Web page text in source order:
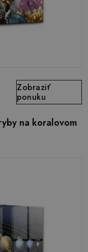
Zobraziť
ponuku
na koralovom